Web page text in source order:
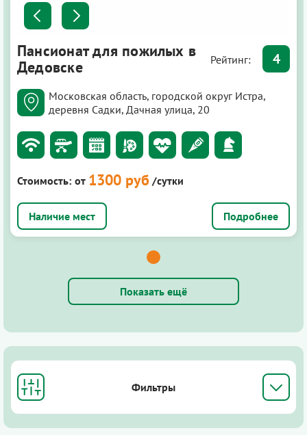
Пансионат для пожилых в
Дедовске
Рейтинг: 4
Московская область, городской округ Истра,
деревня Садки, Дачная улица, 20
Стоимость: от 1300 руб /сутки
Подробнее
Показать ещё
Фильтры